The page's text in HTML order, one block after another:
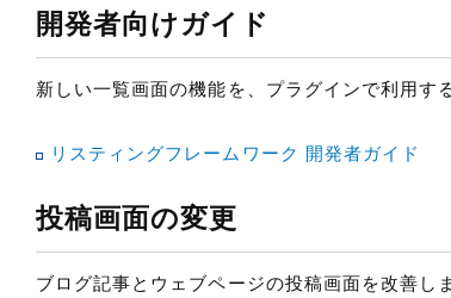
開発者向けガイド
新しい一覧画面の機能を、プラグインで利用す
リスティングフレームワーク 開発者ガイド
投稿画面の変更
ブログ記事とウェブページの投稿画面を改善し